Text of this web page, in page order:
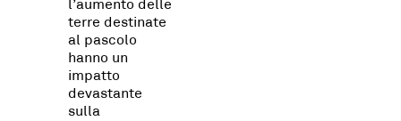
l’aumento delle
terre destinate
al pascolo
hanno un
impatto
devastante
sulla